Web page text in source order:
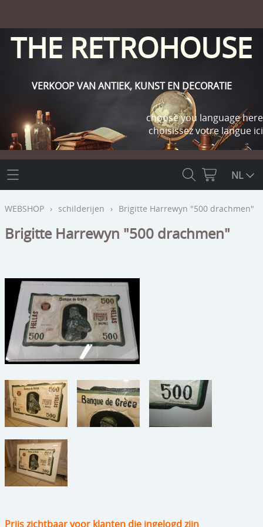
THE RETROHOUSE
VERKOOP VAN ANTIEK, KUNST EN DECORATIE
choose you language here
choisissez votre langue ici
THE RETROHOUSE
WEBSHOP
OUTLET
beelden
meubels
reclamevoorwerpen/merken
curiosa
porselein/aardewerk
juwelen/horloges/brillen
medailles/munten/bankbiljetten
ets/tekening/litho/gravure
glaswerk
INFO
CONTACT
NL
WEBSHOP › schilderijen › Brigitte Harrewyn "500 drachmen"
Brigitte Harrewyn "500 drachmen"
Prijs zichtbaar voor klanten die ingelogd zijn